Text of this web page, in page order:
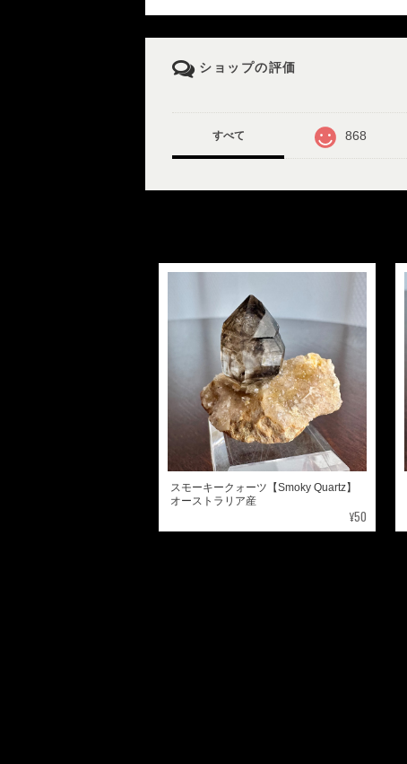
ショップの評価
すべて 868
スモーキークォーツ【Smoky Quartz】
オーストラリア産
¥50